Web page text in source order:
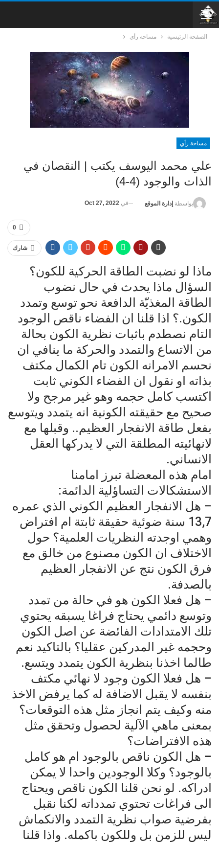
الصفحة الرئيسية مساحة رأي
مساحة رأي
علي محمد اليوسف يكتب | النقصان في
الذات والوجود (4-4)
بواسطة إدارة الموقع في Oct 27, 2022
0
شارك
ماذا لو نضبت الطاقة الحركية للكون؟
السؤال ماذا يحدث في حال نضوب
الطاقة المغذيّة الدافعة نحو توسع وتمدد
الكون.؟ اذا قلنا ان الفضاء ناقص الوجود
التام نصطدم باثبات نظرية الكون بحالة
من الاتساع والتمدد والحركة ما ينافي ان
نحسم الامرانه الكون تام الكمال مكتف
بذاته او نقول ان الفضاء الكوني ثابت
اكتسب كامل حجمه وهو غير مرجح ولا
صحيح مع حقيقته الكونية انه يتمدد ويتوسع
بفعل طاقة الانفجار العظيم.. وقبلها مع
لانهائيته المطلقة التي لا يدركها العقل
الانساني.
امام هذه المعضلة تبرز امامنا
الاستشكالات التساؤلية الدائمة:
– هل الانفجار العظيم الكوني الذي عمره
13,7 سنة ضوئية حقيقة ثابتة ام افتراض
وهمي اوجدته النظريات العلمية؟ حول
الاختلاف ان الكون مصنوع من خالق مع
فرق الكون نتج عن الانفجار العظيم
بالصدفة.
– هل فعلا الكون هو في حالة من تمدد
وتوسع دائمي يحتاج فراغا يسبقه يحتوي
تلك الامتدادات الفائضة عن اصل الكون
وحجمه غير المدركين عقليا؟ بالتاكيد نعم
طالما اخذنا بنظرية الكون يتمدد ويتسع.
– هل فعلا الكون وجود لا نهائي مكتف
بنفسه لا يقبل الاضافة له كما يرفض الاخذ
منه وكيف يتم انجاز مثل هذه التوقعات؟
بمعنى ماهي الآلية لحصول وتحقق مثل
هذه الافتراضات؟
– هل الكون ناقص بالوجود ام هو كامل
بالوجود؟ وكلا الوجودين واحدا لا يمكن
ادراكه. لو نحن قلنا الكون ناقص ويحتاج
الى فراغات تحتوي تمدداته لكنا نقبل
بفرضية صواب نظرية التمدد والانكماش
ليس للزمن بل وللكون باكمله. واذا قلنا